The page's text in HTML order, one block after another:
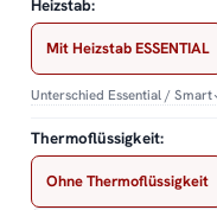
Heizstab:
Mit Heizstab ESSENTIAL
Unterschied Essential / Smart
Thermoflüssigkeit:
Ohne Thermoflüssigkeit